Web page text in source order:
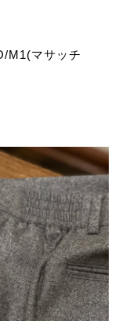
M1(マサッチ